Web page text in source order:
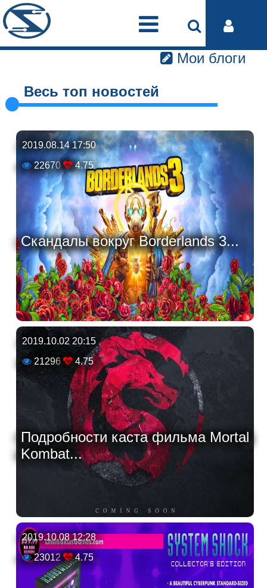
Мои блоги
Весь топ новостей
2019.08.14 17:50
22670
4.75
Скандалы вокруг Borderlands 3...
2019.10.02 20:15
21296
4.75
Подробности каста фильма Mortal
Kombat...
2019.10.08 12:28
23012
4.75